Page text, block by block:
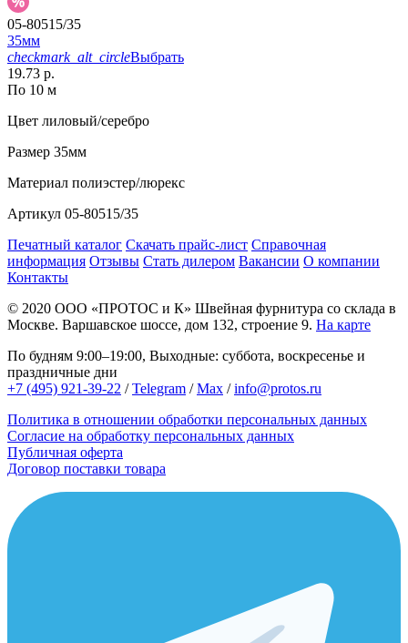
05-80515/35
35мм
checkmark_alt_circleВыбрать
19.73 р.
По 10 м
Цвет лиловый/серебро
Размер 35мм
Материал полиэстер/люрекс
Артикул 05-80515/35
Печатный каталог Скачать прайс-лист Справочная
информация Отзывы Стать дилером Вакансии О компании
Контакты
© 2020 ООО «ПРОТОС и К» Швейная фурнитура со склада в
Москве. Варшавское шоссе, дом 132, строение 9. На карте
По будням 9:00–19:00, Выходные: суббота, воскресенье и
праздничные дни
+7 (495) 921-39-22 /Telegram /Max /info@protos.ru
Политика в отношении обработки персональных данных
Согласие на обработку персональных данных
Публичная оферта
Договор поставки товара